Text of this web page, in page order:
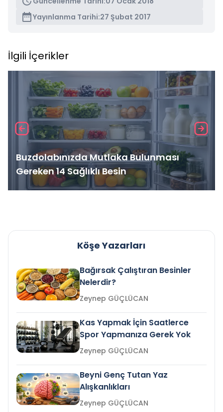
Yayınlanma Tarihi:27 Şubat 2017
İlgili İçerikler
Buzdolabınızda Mutlaka Bulunması
Gereken 14 Sağlıklı Besin
Köşe Yazarları
Bağırsak Çalıştıran Besinler
Nelerdir?
Zeynep GÜÇLÜCAN
Kas Yapmak İçin Saatlerce
Spor Yapmanıza Gerek Yok
Zeynep GÜÇLÜCAN
Beyni Genç Tutan Yaz
Alışkanlıkları
Zeynep GÜÇLÜCAN